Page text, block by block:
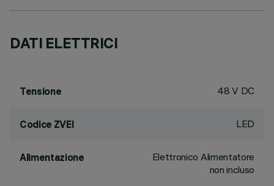
DATI ELETTRICI
Tensione 48 V DC
Codice ZVEI LED
Alimentazione
Elettronico Alimentatore
non incluso